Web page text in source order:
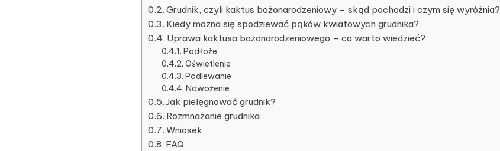
Grudnik, czyli kaktus bożonarodzeniowy – skąd pochodzi i czym się wyróżnia?
Kiedy można się spodziewać pąków kwiatowych grudnika?
Uprawa kaktusa bożonarodzeniowego – co warto wiedzieć?
Podłoże
Oświetlenie
Podlewanie
Nawożenie
Jak pielęgnować grudnik?
Rozmnażanie grudnika
Wniosek
FAQ